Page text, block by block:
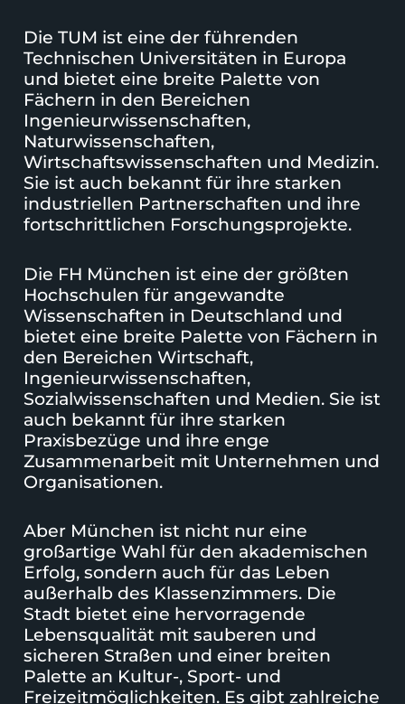
Die TUM ist eine der führenden
Technischen Universitäten in Europa
und bietet eine breite Palette von
Fächern in den Bereichen
Ingenieurwissenschaften,
Naturwissenschaften,
Wirtschaftswissenschaften und Medizin.
Sie ist auch bekannt für ihre starken
industriellen Partnerschaften und ihre
fortschrittlichen Forschungsprojekte.
Die FH München ist eine der größten
Hochschulen für angewandte
Wissenschaften in Deutschland und
bietet eine breite Palette von Fächern in
den Bereichen Wirtschaft,
Ingenieurwissenschaften,
Sozialwissenschaften und Medien. Sie ist
auch bekannt für ihre starken
Praxisbezüge und ihre enge
Zusammenarbeit mit Unternehmen und
Organisationen.
Aber München ist nicht nur eine
großartige Wahl für den akademischen
Erfolg, sondern auch für das Leben
außerhalb des Klassenzimmers. Die
Stadt bietet eine hervorragende
Lebensqualität mit sauberen und
sicheren Straßen und einer breiten
Palette an Kultur-, Sport- und
Freizeitmöglichkeiten. Es gibt zahlreiche